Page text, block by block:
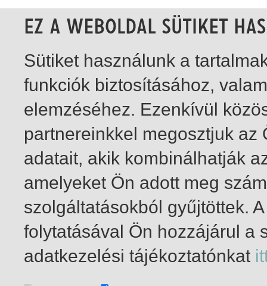
1-1 / összesen 1 találat
Sütiket használunk a
funkciók biztosításához,
elemzéséhez. Ezenkívül
partnereinkkel megosztjuk
adatait, akik kombinálhatják
amelyeket Ön adott meg
szolgáltatásokból gyűjtöttek.
folytatásával Ön hozzájárul a
adatkezelési tájékoztatónkat